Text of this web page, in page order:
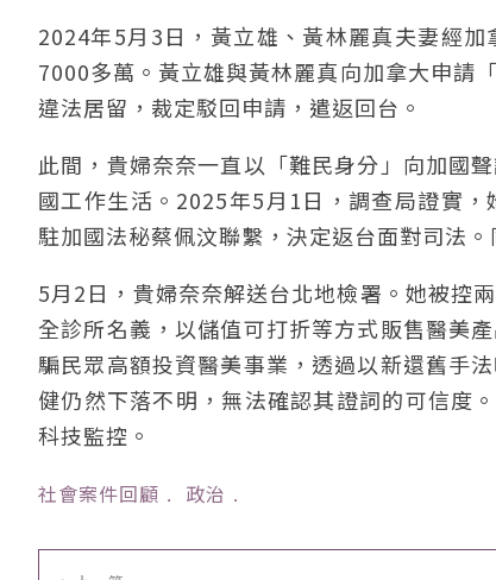
2024年5月3日，黃立雄、黃林麗真夫妻經
7000多萬。黃立雄與黃林麗真向加拿大申請「
違法居留，裁定駁回申請，遣返回台。
此間，貴婦奈奈一直以「難民身分」向加國
國工作生活。2025年5月1日，調查局證實
駐加國法秘蔡佩汶聯繫，決定返台面對司法
5月2日，貴婦奈奈解送台北地檢署。她被控
全診所名義，以儲值可打折等方式販售醫美
騙民眾高額投資醫美事業，透過以新還舊手
健仍然下落不明，無法確認其證詞的可信度
科技監控。
社會案件回顧 ﹒ 政治 ﹒